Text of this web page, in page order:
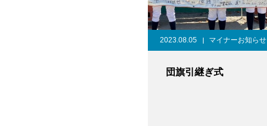
2023.08.05 マイナーお知らせ
団旗引継ぎ式